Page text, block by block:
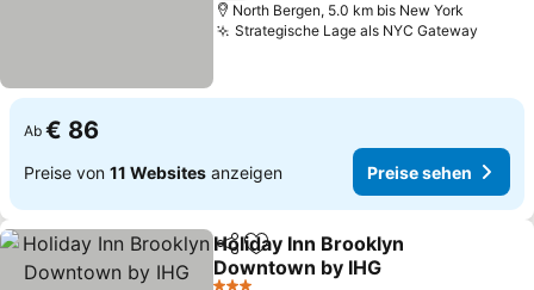
North Bergen, 5.0 km bis New York
Strategische Lage als NYC Gateway
Ab € 86
Preise von 11 Websites anzeigen Preise sehen
TeilenZu Favoriten hinzufügen
Holiday Inn Brooklyn
Downtown by IHG